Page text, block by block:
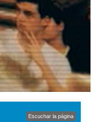
Escuchar la página